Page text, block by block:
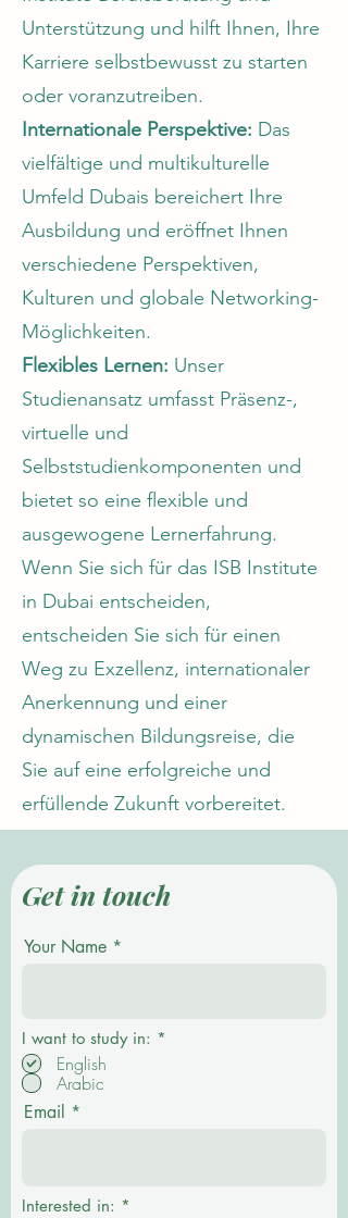
Unterstützung und hilft Ihnen, Ihre
Karriere selbstbewusst zu starten
oder voranzutreiben.
Internationale Perspektive: Das
vielfältige und multikulturelle
Umfeld Dubais bereichert Ihre
Ausbildung und eröffnet Ihnen
verschiedene Perspektiven,
Kulturen und globale Networking-
Möglichkeiten.
Flexibles Lernen: Unser
Studienansatz umfasst Präsenz-,
virtuelle und
Selbststudienkomponenten und
bietet so eine flexible und
ausgewogene Lernerfahrung.
Wenn Sie sich für das ISB Institute
in Dubai entscheiden,
entscheiden Sie sich für einen
Weg zu Exzellenz, internationaler
Anerkennung und einer
dynamischen Bildungsreise, die
Sie auf eine erfolgreiche und
erfüllende Zukunft vorbereitet.
Get in touch
Your Name
I want to study in: *
English
Arabic
Email
Interested in: *